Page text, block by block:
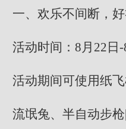
一、欢乐不间断，
活动时间：8月22日-
活动期间可使用纸
流氓兔、半自动步